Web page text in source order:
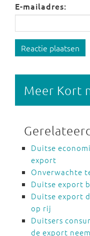
E-mailadres:
Reactie plaatsen
Meer Kort
Duitse
export
Onverwachte
Duitse export
Duitse export
op rij
Duitsers
de export